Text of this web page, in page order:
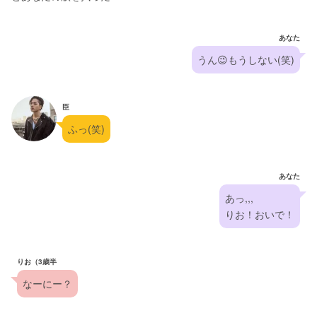
あなた
うん😉もうしない(笑)
臣
ふっ(笑)
あなた
あっ,,,
りお！おいで！
りお（3歳半
なーにー？